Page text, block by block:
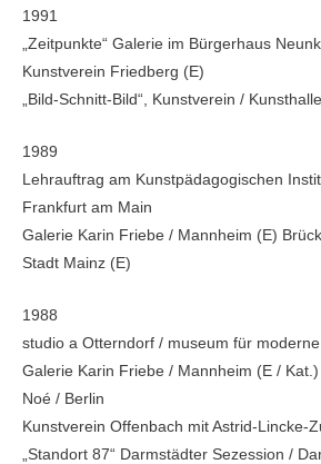
1991
„Zeitpunkte“ Galerie im Bürgerhaus
Kunstverein Friedberg (E)
„Bild-Schnitt-Bild“, Kunstverein /
1989
Lehrauftrag am Kunstpädagogischen
Frankfurt am Main
Galerie Karin Friebe / Mannheim (E)
Stadt Mainz (E)
1988
studio a Otterndorf / museum für
Galerie Karin Friebe / Mannheim (E / Kat.)
Noé / Berlin
Kunstverein Offenbach mit Astrid-Lincke-
„Standort 87“ Darmstädter Sezession /